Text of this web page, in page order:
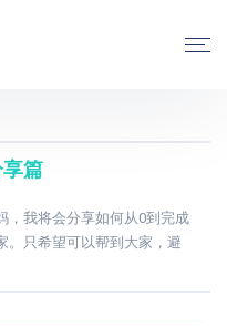
篇
，我将会分享如何从0到完成
。只希望可以帮到大家，避